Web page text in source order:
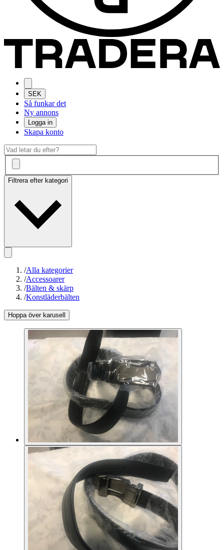
SEK
Så funkar det
Ny annons
Logga in
Skapa konto
Filtrera efter kategori
/Alla kategorier
/Accessoarer
/Bälten & skärp
/Konstläderbälten
Hoppa över karusell